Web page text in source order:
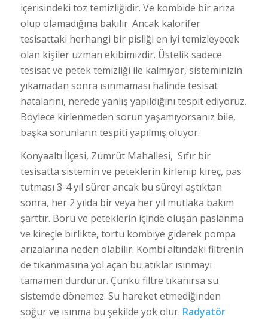
içerisindeki toz temizliğidir. Ve kombide bir arıza
olup olamadığına bakılır. Ancak kalorifer
tesisattaki herhangi bir pisliği en iyi temizleyecek
olan kişiler uzman ekibimizdir. Üstelik sadece
tesisat ve petek temizliği ile kalmıyor, sisteminizin
yıkamadan sonra ısınmaması halinde tesisat
hatalarını, nerede yanlış yapıldığını tespit ediyoruz.
Böylece kirlenmeden sorun yaşamıyorsanız bile,
başka sorunların tespiti yapılmış oluyor.
Konyaaltı İlçesi, Zümrüt Mahallesi, Sıfır bir
tesisatta sistemin ve peteklerin kirlenip kireç, pas
tutması 3-4 yıl sürer ancak bu süreyi aştıktan
sonra, her 2 yılda bir veya her yıl mutlaka bakım
şarttır. Boru ve peteklerin içinde oluşan paslanma
ve kireçle birlikte, tortu kombiye giderek pompa
arızalarına neden olabilir. Kombi altındaki filtrenin
de tıkanmasına yol açan bu atıklar ısınmayı
tamamen durdurur. Çünkü filtre tıkanırsa su
sistemde dönemez. Su hareket etmediğinden
soğur ve ısınma bu şekilde yok olur. Radyatör